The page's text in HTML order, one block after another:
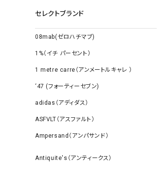
セレクトブランド
08mab(ゼロハチマブ)
1%（イチ パーセント）
1 metre carre（アンメートルキャレ ）
‘47 (フォーティーセブン)
adidas（アディダス）
ASFVLT（アスファルト）
Ampersand（アンパサンド）
Antiquite's（アンティークス）